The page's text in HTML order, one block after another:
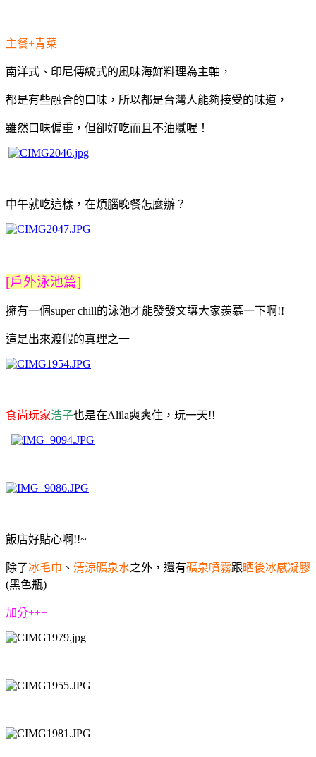
主餐+青菜
南洋式、印尼傳統式的風味海鮮料理為主軸，
都是有些融合的口味，所以都是台灣人能夠接受的味道，
雖然口味偏重，但卻好吃而且不油膩喔！
中午就吃這樣，在煩腦晚餐怎麼辦？
[戶外泳池篇]
擁有一個super chill的泳池才能發發文讓大家羨慕一下啊!!
這是出來渡假的真理之一
食尚玩家浩子也是在Alila爽爽住，玩一天!!
飯店好貼心啊!!~
除了冰毛巾 、 清涼礦泉水之外，還有礦泉噴霧跟晒後冰感凝膠
(黑色瓶)
加分+++